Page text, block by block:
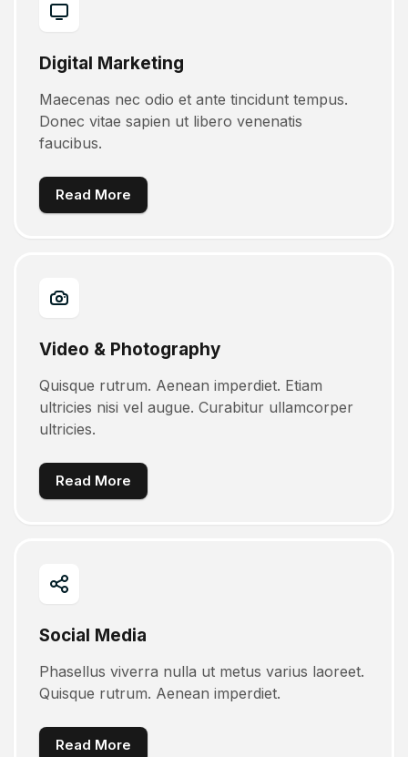
Digital Marketing
Maecenas nec odio et ante tincidunt tempus.
Donec vitae sapien ut libero venenatis
faucibus.
Read More
Video & Photography
Quisque rutrum. Aenean imperdiet. Etiam
ultricies nisi vel augue. Curabitur ullamcorper
ultricies.
Read More
Social Media
Phasellus viverra nulla ut metus varius laoreet.
Quisque rutrum. Aenean imperdiet.
Read More